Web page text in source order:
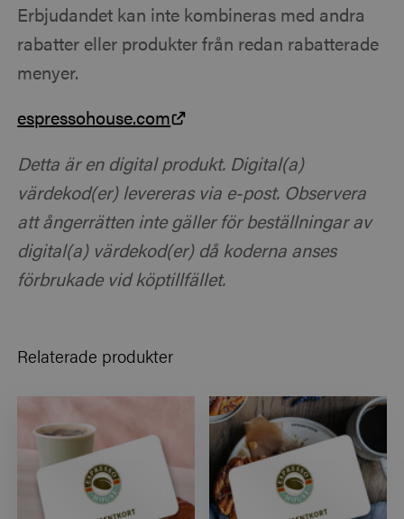
Erbjudandet kan inte kombineras med andra
rabatter eller produkter från redan rabatterade
menyer.
espressohouse.com
Detta är en digital produkt. Digital(a)
värdekod(er) levereras via e-post. Observera
att ångerrätten inte gäller för beställningar av
digital(a) värdekod(er) då koderna anses
förbrukade vid köptillfället.
Relaterade produkter